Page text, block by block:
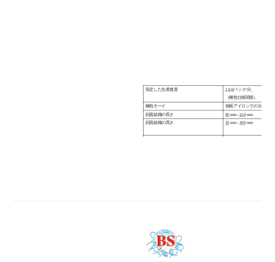
安定した生産速度 100パック/分
（梱包仕様関係）
梱包モード
側面アイロンでの3次元ラ
顔面組織の長さ
95mm-210mm
顔面組織の高さ
35mm- 100mm